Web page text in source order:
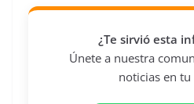
¿Te sirvió esta
Únete a nuestra
noticias en tu